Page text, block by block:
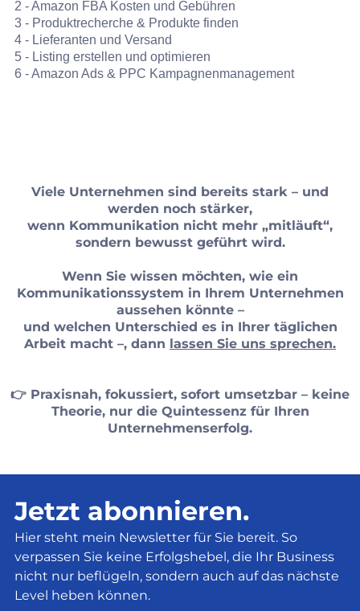
2 - Amazon FBA Kosten und Gebühren
3 - Produktrecherche & Produkte finden
4 - Lieferanten und Versand
5 - Listing erstellen und optimieren
6 - Amazon Ads & PPC Kampagnenmanagement
Viele Unternehmen sind bereits stark – und
werden noch stärker,
wenn Kommunikation nicht mehr „mitläuft“,
sondern bewusst geführt wird.
Wenn Sie wissen möchten, wie ein
Kommunikationssystem in Ihrem Unternehmen
aussehen könnte –
und welchen Unterschied es in Ihrer täglichen
Arbeit macht –, dann lassen Sie uns sprechen.
👉 Praxisnah, fokussiert, sofort umsetzbar – keine
Theorie, nur die Quintessenz für Ihren
Unternehmenserfolg.
Jetzt abonnieren.
Hier steht mein Newsletter für Sie bereit. So
verpassen Sie keine Erfolgshebel, die Ihr Business
nicht nur beflügeln, sondern auch auf das nächste
Level heben können.